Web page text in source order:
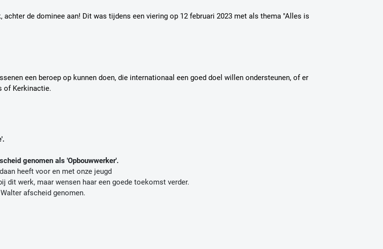
de dominee aan! Dit was tijdens een viering op 12 februari 2023 met als thema "Alles is
een beroep op kunnen doen, die internationaal een goed doel willen ondersteunen, of er
of Kerkinactie.
genomen als 'Opbouwwerker'.
heeft voor en met onze jeugd
dit werk, maar wensen haar een goede toekomst verder.
afscheid genomen.